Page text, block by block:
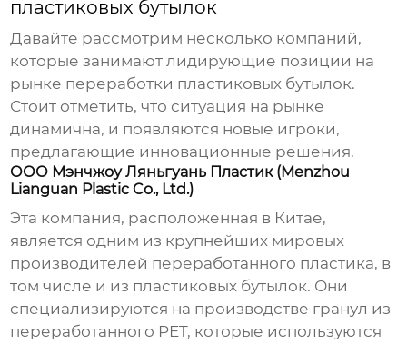
пластиковых бутылок
Давайте рассмотрим несколько компаний,
которые занимают лидирующие позиции на
рынке переработки пластиковых бутылок.
Стоит отметить, что ситуация на рынке
динамична, и появляются новые игроки,
предлагающие инновационные решения.
ООО Мэнчжоу Ляньгуань Пластик (Menzhou
Lianguan Plastic Co., Ltd.)
Эта компания, расположенная в Китае,
является одним из крупнейших мировых
производителей переработанного пластика, в
том числе и из пластиковых бутылок. Они
специализируются на производстве гранул из
переработанного PET, которые используются